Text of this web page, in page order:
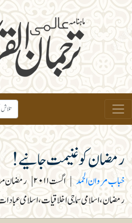
رمضان کو غنیمت جانیے!
خباب مروان الحمد | اگست ۲۰۱۱ | رمضان
رمضان، اسلامی سماجی اخلاقیات، اسلامی